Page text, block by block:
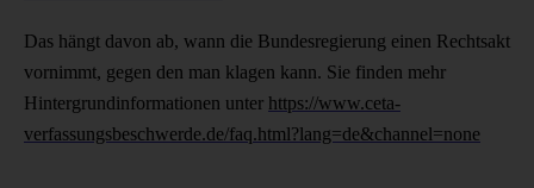
Das hängt davon ab, wann die Bundesregierung einen Rechtsakt
vornimmt, gegen den man klagen kann. Sie finden mehr
Hintergrundinformationen unter https://www.ceta-
verfassungsbeschwerde.de/faq.html?lang=de&channel=none